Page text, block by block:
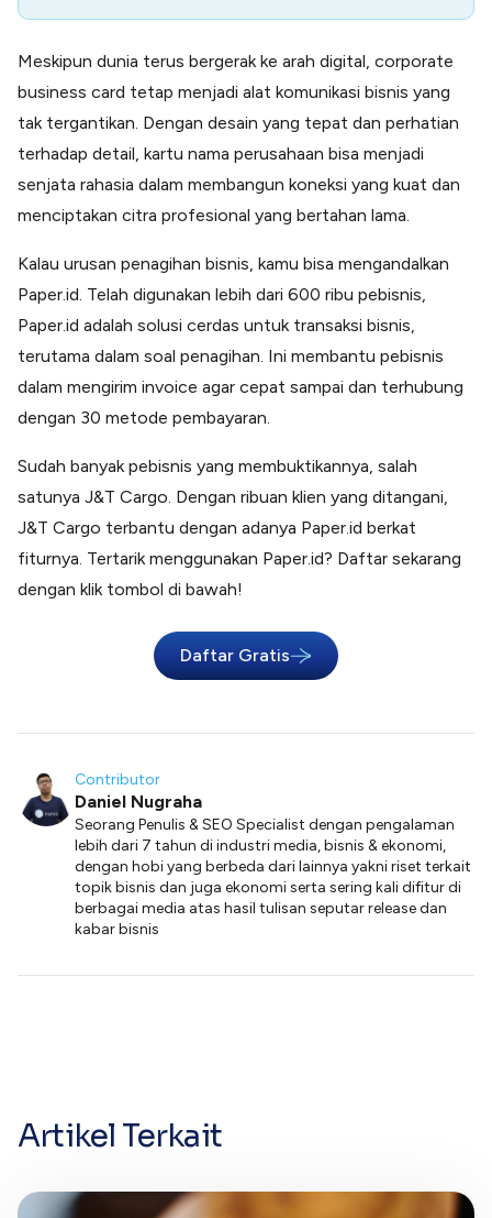
Meskipun dunia terus bergerak ke arah digital, corporate
business card tetap menjadi alat komunikasi bisnis yang
tak tergantikan. Dengan desain yang tepat dan perhatian
terhadap detail, kartu nama perusahaan bisa menjadi
senjata rahasia dalam membangun koneksi yang kuat dan
menciptakan citra profesional yang bertahan lama.
Kalau urusan penagihan bisnis, kamu bisa mengandalkan
Paper.id. Telah digunakan lebih dari 600 ribu pebisnis,
Paper.id adalah solusi cerdas untuk transaksi bisnis,
terutama dalam soal penagihan. Ini membantu pebisnis
dalam mengirim invoice agar cepat sampai dan terhubung
dengan 30 metode pembayaran.
Sudah banyak pebisnis yang membuktikannya, salah
satunya J&T Cargo. Dengan ribuan klien yang ditangani,
J&T Cargo terbantu dengan adanya Paper.id berkat
fiturnya. Tertarik menggunakan Paper.id? Daftar sekarang
dengan klik tombol di bawah!
Daftar Gratis
Contributor
Daniel Nugraha
Seorang Penulis & SEO Specialist dengan pengalaman
lebih dari 7 tahun di industri media, bisnis & ekonomi,
dengan hobi yang berbeda dari lainnya yakni riset terkait
topik bisnis dan juga ekonomi serta sering kali difitur di
berbagai media atas hasil tulisan seputar release dan
kabar bisnis
Artikel Terkait